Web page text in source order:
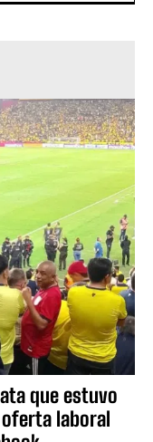
que estuvo
laboral